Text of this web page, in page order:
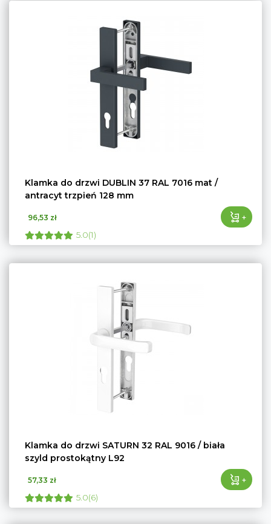
Klamka do drzwi DUBLIN 37 RAL 7016 mat /
antracyt trzpień 128 mm
96,53 zł +
5.0(1)
Klamka do drzwi SATURN 32 RAL 9016 / biała
szyld prostokątny L92
57,33 zł +
5.0(6)